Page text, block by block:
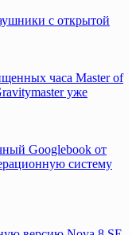
с открытой
часа Master of
уже
Googlebook от
систему